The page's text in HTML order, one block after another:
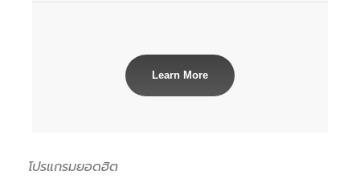
Learn More
โปรแกรมยอดฮิต